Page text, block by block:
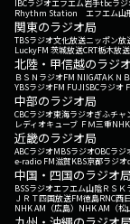
IBCラジオエフエム岩手tbcラジ
Rhythm Station エフエム山
関東のラジオ局
TBSラジオ文化放送ニッポン放
LuckyFM 茨城放送CRT栃木放送
北陸・甲信越のラジ
ＢＳＮラジオFM NIIGATAＫＮ
YBSラジオFM FUJISBCラジオ
中部のラジオ局
CBCラジオ東海ラジオぎふチャ
レディオキューブ ＦＭ三重
近畿のラジオ局
ABCラジオMBSラジオOBCラジ
e-radio FM滋賀KBS京都ラジオ
中国・四国のラジオ局
BSSラジオエフエム山陰ＲＳＫ
ＪＲＴ四国放送FM徳島RNC西
NHK AM（広島） NHK AM（松